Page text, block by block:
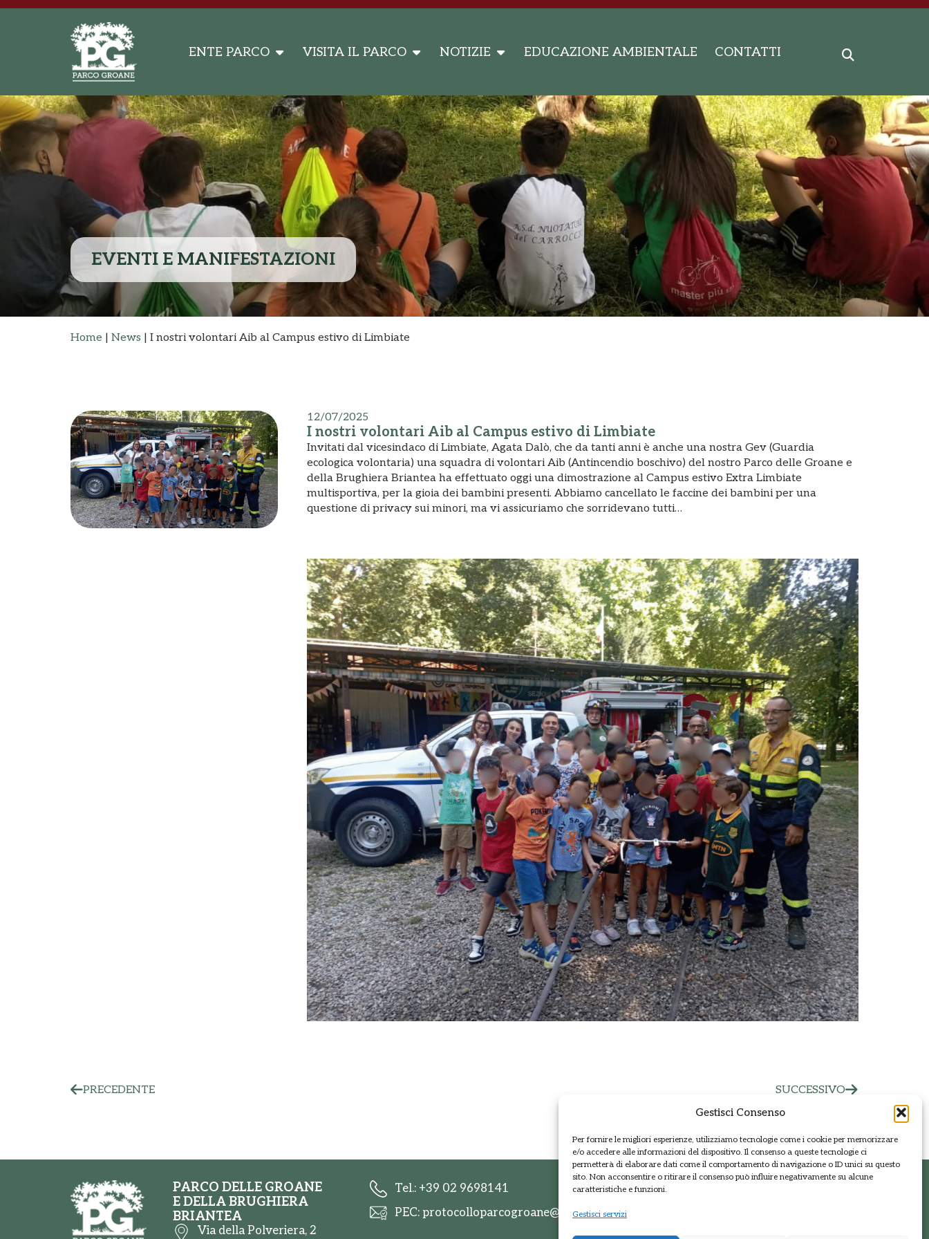
Gestisci Consenso
Per fornire le migliori esperienze, utilizziamo tecnologie come i cookie per memorizzare
e/o accedere alle informazioni del dispositivo. Il consenso a queste tecnologie ci
permetterà di elaborare dati come il comportamento di navigazione o ID unici su questo
sito. Non acconsentire o ritirare il consenso può influire negativamente su alcune
caratteristiche e funzioni.
Gestisci servizi
ENTE PARCO VISITA IL PARCO NOTIZIE EDUCAZIONE AMBIENTALE CONTATTI
EVENTI E MANIFESTAZIONI
Home | News | I nostri volontari Aib al Campus estivo di Limbiate
12/07/2025
I nostri volontari Aib al Campus estivo di Limbiate
Invitati dal vicesindaco di Limbiate, Agata Dalò, che da tanti anni è anche una nostra Gev (Guardia
ecologica volontaria) una squadra di volontari Aib (Antincendio boschivo) del nostro Parco delle Groane e
della Brughiera Briantea ha effettuato oggi una dimostrazione al Campus estivo Extra Limbiate
multisportiva, per la gioia dei bambini presenti. Abbiamo cancellato le faccine dei bambini per una
questione di privacy sui minori, ma vi assicuriamo che sorridevano tutti…
PRECEDENTE SUCCESSIVO
PARCO DELLE GROANE
E DELLA BRUGHIERA
BRIANTEA
Via della Polveriera, 2
Tel.: +39 02 9698141
PEC: protocolloparcogroane@promopec.it